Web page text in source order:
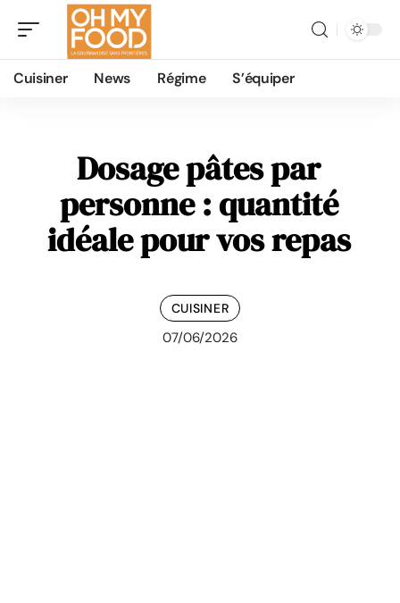
Cuisiner News Régime S’équiper
Dosage pâtes par
personne : quantité
idéale pour vos repas
CUISINER
07/06/2026